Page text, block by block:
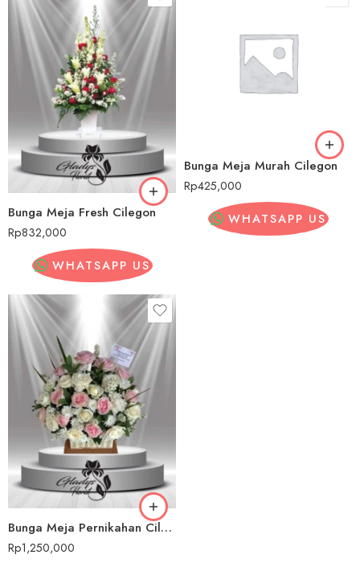
Bunga Meja Fresh Cilegon
Rp832,000
WHATSAPP US
Bunga Meja Murah Cilegon
Rp425,000
WHATSAPP US
Bunga Meja Pernikahan Cilegon
Rp1,250,000